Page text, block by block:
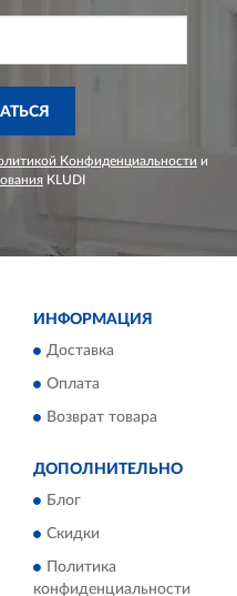
Конфиденциальности и
KLUDI
ИНФОРМАЦИЯ
Доставка
Оплата
Возврат товара
ДОПОЛНИТЕЛЬНО
Блог
Скидки
Политика
конфиденциальности